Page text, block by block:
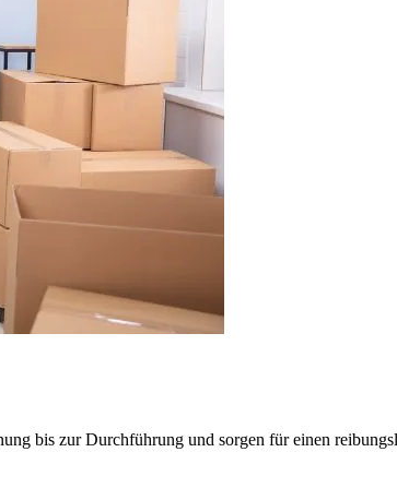
bis zur Durchführung und sorgen für einen